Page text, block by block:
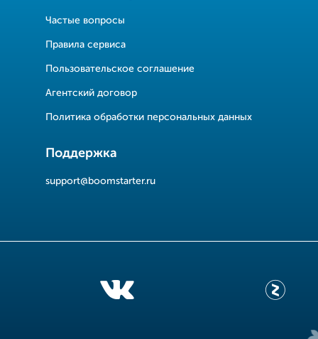
Частые вопросы
Правила сервиса
Пользовательское соглашение
Агентский договор
Политика обработки персональных данных
Поддержка
support@boomstarter.ru